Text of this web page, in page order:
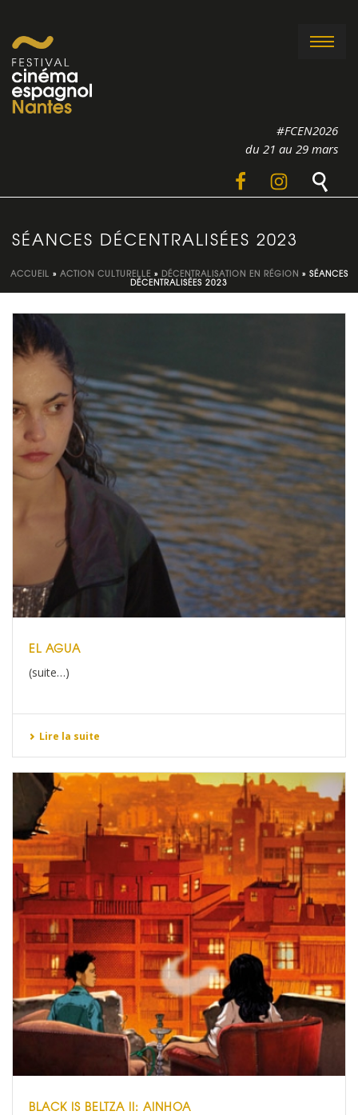
#FCEN2026
du 21 au 29 mars
SÉANCES DÉCENTRALISÉES 2023
ACCUEIL » ACTION CULTURELLE » DÉCENTRALISATION EN RÉGION » SÉANCES
DÉCENTRALISÉES 2023
EL AGUA
(suite…)
Lire la suite
BLACK IS BELTZA II: AINHOA